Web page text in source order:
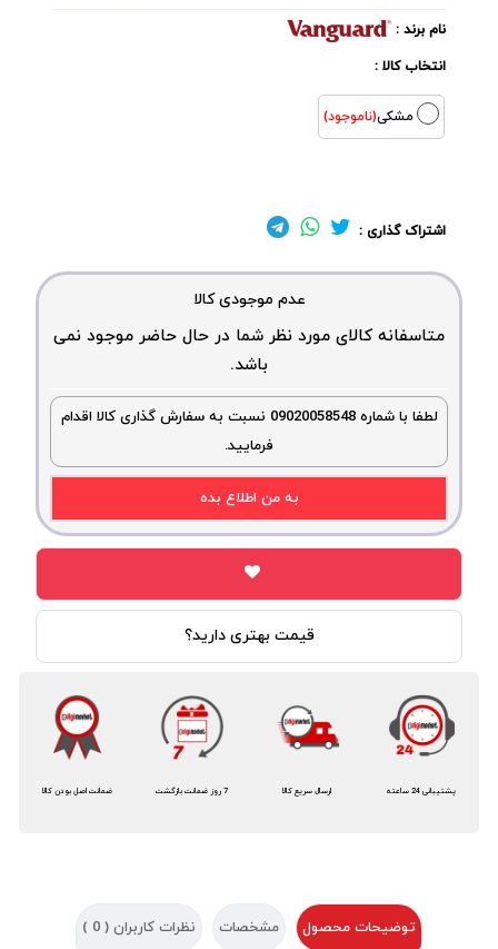
نام برند :
انتخاب کالا :
مشکی(ناموجود)
اشتراک گذاری :
عدم موجودی کالا
متاسفانه کالای مورد نظر شما در حال حاضر موجود نمی
باشد.
لطفا با شماره 09020058548 نسبت به سفارش گذاری کالا اقدام
فرمایید.
به من اطلاع بده
قیمت بهتری دارید؟
ضمانت اصل بودن کالا 7 روز ضمانت بازگشت ارسال سریع کالا پشتیبانی 24 ساعته
توضیحات محصول مشخصات نظرات کاربران ( 0
)